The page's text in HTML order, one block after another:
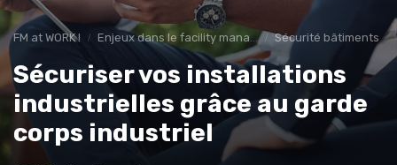
FM at WORK ! Enjeux dans le facility management Sécurité bâtiments
Sécuriser vos installations
industrielles grâce au garde
corps industriel